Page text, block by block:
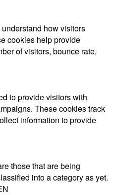
how visitors
cookies help provide
of visitors, bounce rate,
to provide visitors with
These cookies track
information to provide
those that are being
into a category as yet.